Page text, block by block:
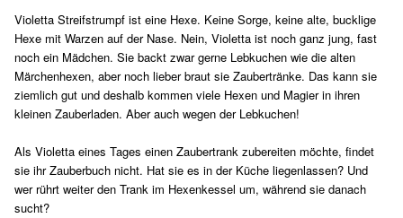
Violetta Streifstrumpf ist eine Hexe. Keine Sorge, keine alte, bucklige
Hexe mit Warzen auf der Nase. Nein, Violetta ist noch ganz jung, fast
noch ein Mädchen. Sie backt zwar gerne Lebkuchen wie die alten
Märchenhexen, aber noch lieber braut sie Zaubertränke. Das kann sie
ziemlich gut und deshalb kommen viele Hexen und Magier in ihren
kleinen Zauberladen. Aber auch wegen der Lebkuchen!
Als Violetta eines Tages einen Zaubertrank zubereiten möchte, findet
sie ihr Zauberbuch nicht. Hat sie es in der Küche liegenlassen? Und
wer rührt weiter den Trank im Hexenkessel um, während sie danach
sucht?